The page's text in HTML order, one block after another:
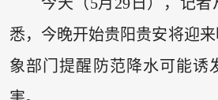
今天（5月29日），记
悉，今晚开始贵阳贵安将迎
象部门提醒防范降水可能诱